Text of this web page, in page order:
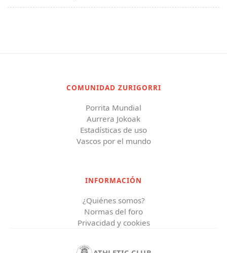
COMUNIDAD ZURIGORRI
Porrita Mundial
Aurrera Jokoak
Estadísticas de uso
Vascos por el mundo
INFORMACIÓN
¿Quiénes somos?
Normas del foro
Privacidad y cookies